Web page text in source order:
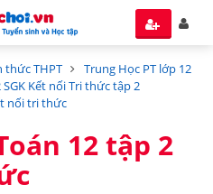
thức THPT
Trung Học PT lớp 12
SGK Kết nối Tri thức tập 2
nối tri thức
12 tập 2